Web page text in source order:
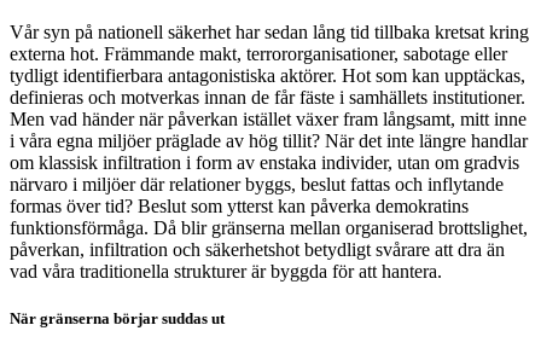
Vår syn på nationell säkerhet har sedan lång tid tillbaka kretsat kring
externa hot. Främmande makt, terrororganisationer, sabotage eller
tydligt identifierbara antagonistiska aktörer. Hot som kan upptäckas,
definieras och motverkas innan de får fäste i samhällets institutioner.
Men vad händer när påverkan istället växer fram långsamt, mitt inne
i våra egna miljöer präglade av hög tillit? När det inte längre handlar
om klassisk infiltration i form av enstaka individer, utan om gradvis
närvaro i miljöer där relationer byggs, beslut fattas och inflytande
formas över tid? Beslut som ytterst kan påverka demokratins
funktionsförmåga. Då blir gränserna mellan organiserad brottslighet,
påverkan, infiltration och säkerhetshot betydligt svårare att dra än
vad våra traditionella strukturer är byggda för att hantera.
När gränserna börjar suddas ut